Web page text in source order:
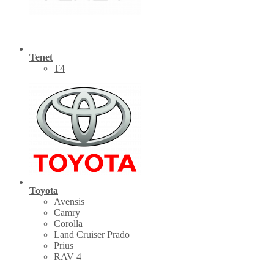
Tenet
Т4
Toyota
Avensis
Camry
Corolla
Land Cruiser Prado
Prius
RAV 4